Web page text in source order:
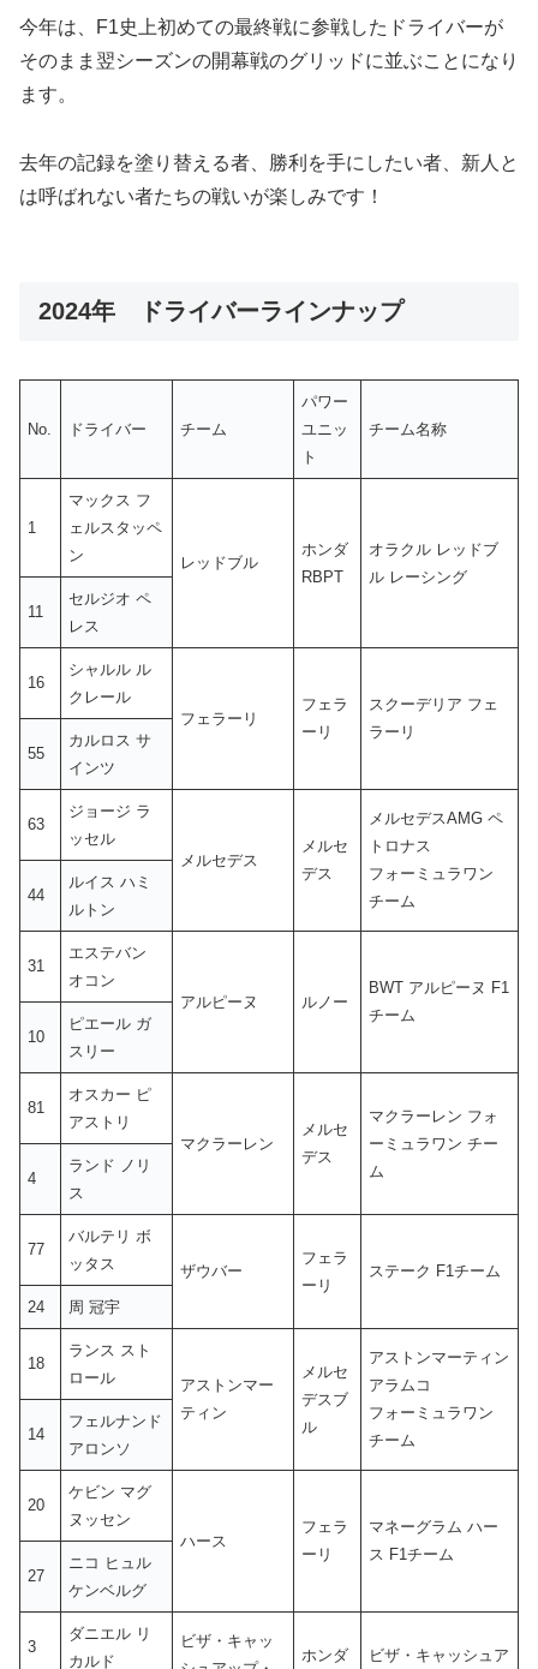
今年は、F1史上初めての最終戦に参戦したドライバーが
そのまま翌シーズンの開幕戦のグリッドに並ぶことになり
ます。
去年の記録を塗り替える者、勝利を手にしたい者、新人と
は呼ばれない者たちの戦いが楽しみです！
2024年 ドライバーラインナップ
No. ドライバー チーム
パワー
ユニッ
ト
チーム名称
1
マックス フ
ェルスタッペ
ン
レッドブル
ホンダ
RBPT
オラクル レッドブ
ル レーシング
11
セルジオ ペ
レス
16
シャルル ル
クレール
フェラーリ
フェラ
ーリ
スクーデリア フェ
ラーリ
55
カルロス サ
インツ
63
ジョージ ラ
ッセル
メルセデス
メルセ
デス
メルセデスAMG ペ
トロナス
フォーミュラワン
チーム
44
ルイス ハミ
ルトン
31
エステバン
オコン
アルピーヌ
ルノー
BWT アルピーヌ F1
チーム
10
ピエール ガ
スリー
81
オスカー ピ
アストリ
マクラーレン
メルセ
デス
マクラーレン フォ
ーミュラワン チー
ム
4
ランド ノリ
ス
77
バルテリ ボ
ッタス
ザウバー
フェラ
ーリ
ステーク F1チーム
24
周 冠宇
18
ランス スト
ロール
アストンマー
ティン
メルセ
デスブ
ル
アストンマーティン
アラムコ
フォーミュラワン
チーム
14
フェルナンド
アロンソ
20
ケビン マグ
ヌッセン
ハース
フェラ
ーリ
マネーグラム ハー
ス F1チーム
27
ニコ ヒュル
ケンベルグ
3
ダニエル リ
カルド
ビザ・キャッ
ホンダ ビザ・キャッシュア